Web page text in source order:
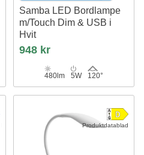
Samba LED Bordlampe
m/Touch Dim & USB i
Hvit
Nielsen Light
948 kr
480lm 5W 120°
Produktdatablad